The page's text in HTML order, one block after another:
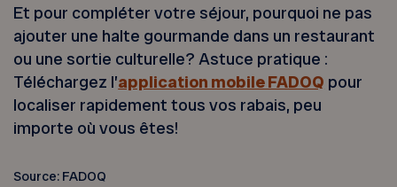
Et pour compléter votre séjour, pourquoi ne pas
ajouter une halte gourmande dans un restaurant
ou une sortie culturelle? Astuce pratique :
Téléchargez l’application mobile FADOQ pour
localiser rapidement tous vos rabais, peu
importe où vous êtes!
Source: FADOQ